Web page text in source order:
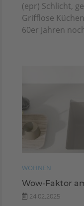
(epr) Schlicht,
Grifflose
60er Jahren
WOHNEN
Wow-Faktor
24.02.2025